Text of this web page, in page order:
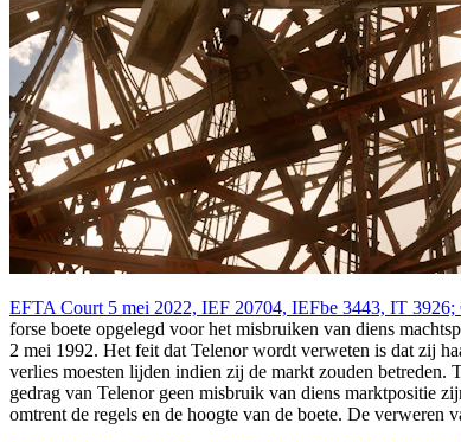
EFTA Court 5 mei 2022, IEF 20704, IEFbe 3443, IT
forse boete opgelegd voor het misbruiken van diens
2 mei 1992. Het feit dat Telenor wordt verweten is dat zij
verlies moesten lijden indien zij de markt zouden betreden.
gedrag van Telenor geen misbruik van diens marktpositie
omtrent de regels en de hoogte van de boete. De verweren